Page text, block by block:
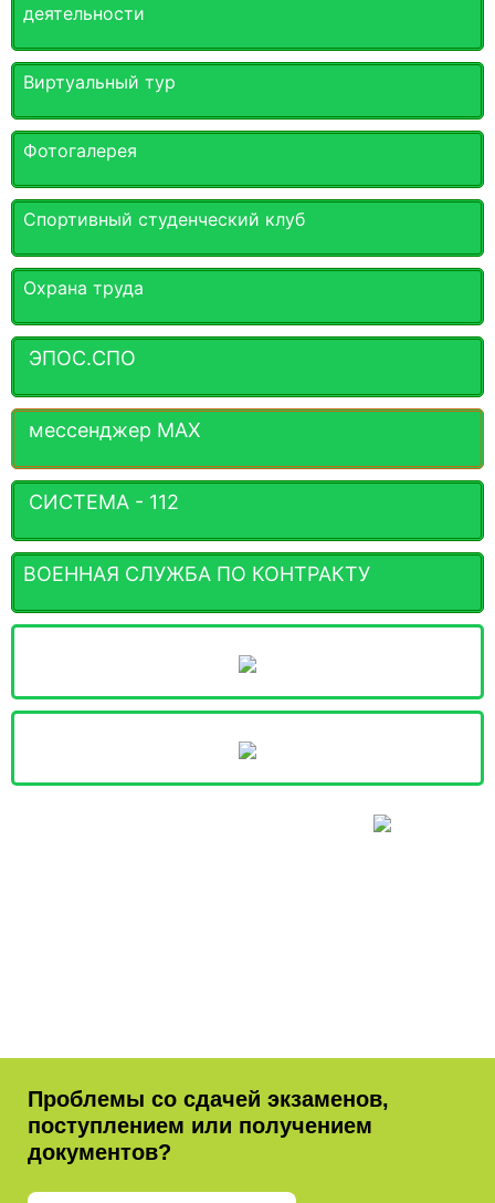
деятельности
Виртуальный тур
Фотогалерея
Спортивный студенческий клуб
Охрана труда
ЭПОС.СПО
мессенджер MАХ
СИСТЕМА - 112
ВОЕННАЯ СЛУЖБА ПО КОНТРАКТУ
Проблемы со сдачей экзаменов,
поступлением или получением
документов?